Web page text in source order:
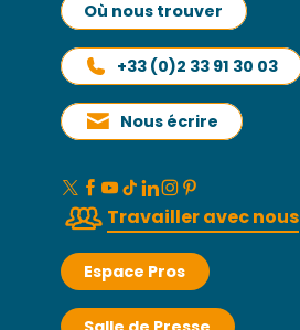
Où nous trouver
+33 (0)2 33 91 30 03
Nous écrire
Travailler avec nous
Espace Pros